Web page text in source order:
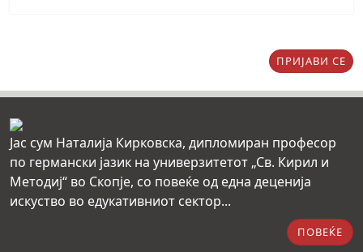
ПРИЈАВИ СЕ
Јас сум Наталија Кирковска, дипломиран професор
по германски јазик на универзитетот „Св. Кирил и
Методиј“ во Скопје, со повеќе од една деценија
искуство во едукативниот сектор...
ПОВЕЌЕ